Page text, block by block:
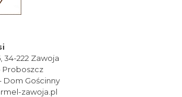
34-222 Zawoja
Proboszcz
Dom Gościnny
zawoja.pl